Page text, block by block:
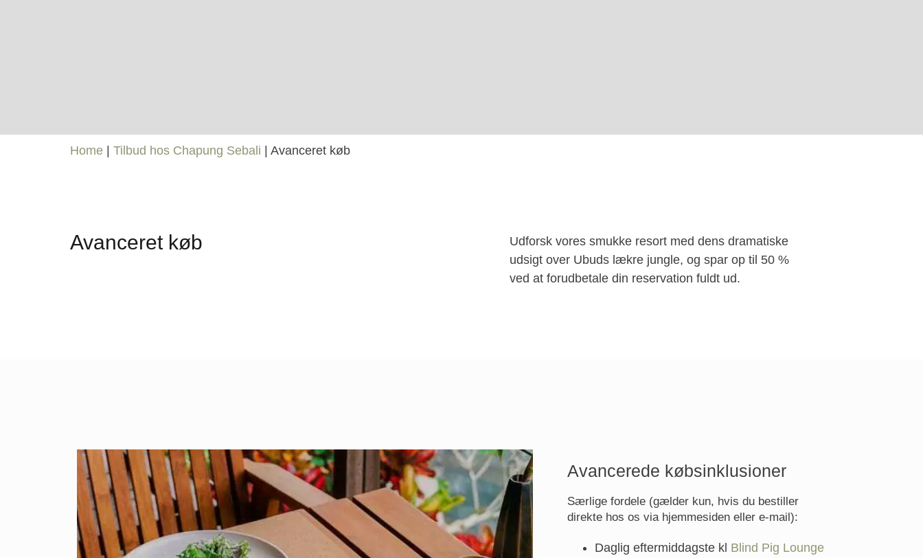
Home Tilbud hos Chapung Sebali Avanceret køb
Avanceret køb
Udforsk vores smukke resort med dens dramatiske
udsigt over Ubuds lækre jungle, og spar op til 50 %
ved at forudbetale din reservation fuldt ud.
Avancerede købsinklusioner
Særlige fordele (gælder kun, hvis du bestiller
direkte hos os via hjemmesiden eller e-mail):
Daglig eftermiddagste kl Blind Pig Lounge